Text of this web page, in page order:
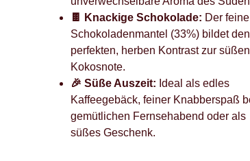
🍫 Knackige Schokolade: Der feine
Schokoladenmantel (33%) bildet den
perfekten, herben Kontrast zur süßen
Kokosnote.
🎉 Süße Auszeit: Ideal als edles
Kaffeegebäck, feiner Knabberspaß
gemütlichen Fernsehabend oder als
süßes Geschenk.